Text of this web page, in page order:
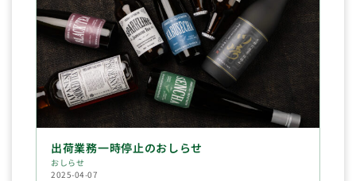
出荷業務一時停止のおしらせ
おしらせ
2025-04-07